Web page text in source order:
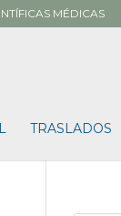
MÉDICAS
TRASLADOS